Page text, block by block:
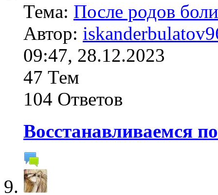
Тема: После родов
Автор:
09:47, 28.12.2023
47 Тем
104 Ответов
Восстанавливаемся